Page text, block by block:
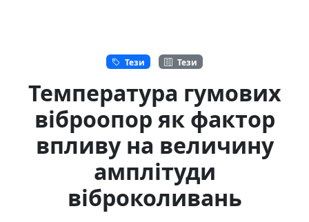
Тези Тези
Температура гумових
віброопор як фактор
впливу на величину
амплітуди
віброколивань